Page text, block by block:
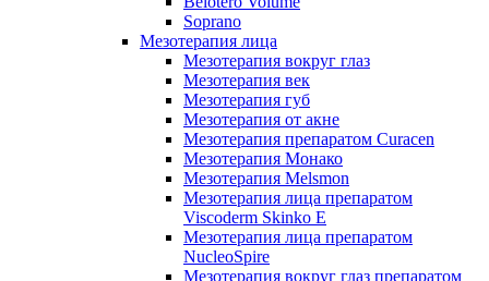
Soprano
Мезотерапия лица
Мезотерапия вокруг глаз
Мезотерапия век
Мезотерапия губ
Мезотерапия от акне
Мезотерапия препаратом Curacen
Мезотерапия Монако
Мезотерапия Melsmon
Мезотерапия лица препаратом
Viscoderm Skinko E
Мезотерапия лица препаратом
NucleoSpire
Мезотерапия вокруг глаз препаратом